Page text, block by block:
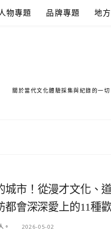
物專題 品牌專題 地
關於當代文化體驗採集與紀錄的一
城市！從漫才文化、
都會深深愛上的11種
。 2026-05-02